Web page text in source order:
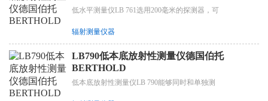
低水平测量仪LB 761选用200毫米的探测器，可
辐射测量仪器
LB790低本底放射性测量仪德国伯托
BERTHOLD
低本底放射性测量仪LB 790能够同时和单独测